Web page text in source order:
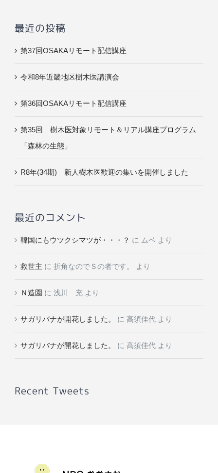
最近の投稿
第37回OSAKAリモート配信講座
令和8年近畿地区樹木医講演会
第36回OSAKAリモート配信講座
第35回 樹木医対象リモート＆リアル講座プログラム
「森林の生態」
R8年(34期) 新人樹木医歓迎の集いを開催しました
最近のコメント
韓国にもウツクシマツが・・・？ に ムベ より
救世主 に 折角なのでＳの者です。 より
Ｎ造園 に 浅川 充 より
サガリバナが開花しました。 に 高須佳代 より
サガリバナが開花しました。 に 高須佳代 より
Recent Tweets